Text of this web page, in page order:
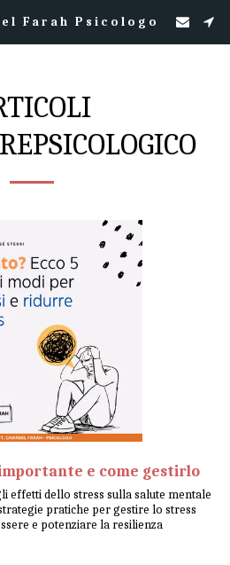
Farah Psicologo
importante e come gestirlo
effetti dello stress sulla salute mentale
pratiche per gestire lo stress
e potenziare la resilienza